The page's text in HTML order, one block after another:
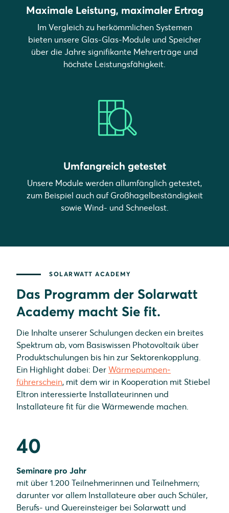
Maximale Leistung, maximaler Ertrag
Im Vergleich zu herkömmlichen Systemen
bieten unsere Glas-Glas-Module und Speicher
über die Jahre signifikante Mehrerträge und
höchste Leistungsfähigkeit.
Umfangreich getestet
Unsere Module werden allumfänglich getestet,
zum Beispiel auch auf Großhagelbeständigkeit
sowie Wind- und Schneelast.
SOLARWATT ACADEMY
Das Programm der Solarwatt
Academy macht Sie fit.
Die Inhalte unserer Schulungen decken ein breites
Spektrum ab, vom Basiswissen Photovoltaik über
Produkt­schulungen bis hin zur Sektorenkopplung.
Ein Highlight dabei: Der Wärme­pumpen­
führerschein, mit dem wir in Kooperation mit Stiebel
Eltron interessierte Installateurinnen und
Installateure fit für die Wärmewende machen.
40
Seminare pro Jahr
mit über 1.200 Teilnehmerinnen und Teilnehmern;
darunter vor allem Installateure aber auch Schüler,
Berufs- und Quereinsteiger bei Solarwatt und